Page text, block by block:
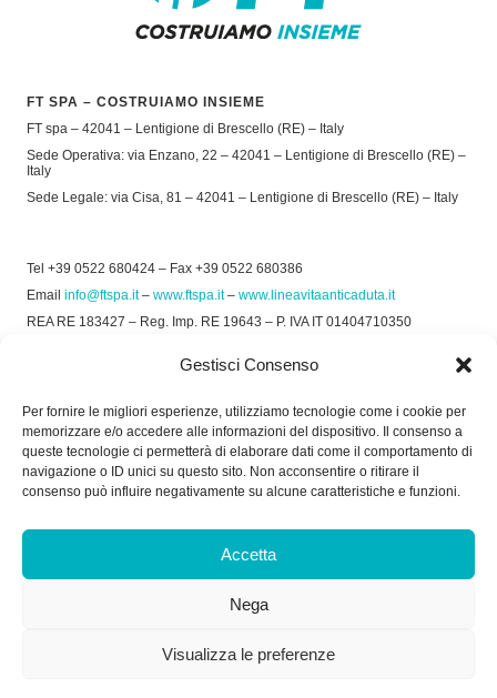
Gestisci Consenso
Per fornire le migliori esperienze, utilizziamo tecnologie come i cookie per
memorizzare e/o accedere alle informazioni del dispositivo. Il consenso a
queste tecnologie ci permetterà di elaborare dati come il comportamento di
navigazione o ID unici su questo sito. Non acconsentire o ritirare il
consenso può influire negativamente su alcune caratteristiche e funzioni.
Accetta
Nega
Visualizza le preferenze
FT SPA – COSTRUIAMO INSIEME
FT spa – 42041 – Lentigione di Brescello (RE) – Italy
Sede Operativa: via Enzano, 22 – 42041 – Lentigione di Brescello (RE) –
Italy
Sede Legale: via Cisa, 81 – 42041 – Lentigione di Brescello (RE) – Italy
Tel +39 0522 680424 – Fax +39 0522 680386
Email info@ftspa.it– www.ftspa.it– www.lineavitaanticaduta.it
REA RE 183427 – Reg. Imp. RE 19643 – P. IVA IT 01404710350
Privacy Policy–Cookie Policy
SOCIAL
Dal Lunedì al Venerdì: 8.00/12.30 - 13.30/17.30
Dal Lunedì al Venerdì: 7.30/11.30 - 13.30/17.00